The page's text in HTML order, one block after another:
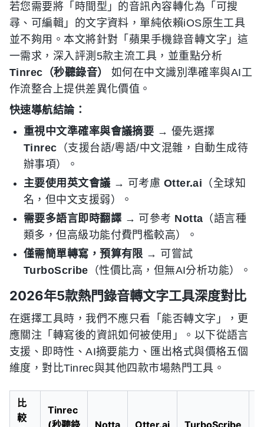
若您需要將「時間型」的音訊內容轉化為「可搜
尋、可編輯」的文字資料，單純依賴iOS原生工具
並不夠用。本文將針對「蘋果手機錄音轉文字」這
一需求，深入評測5款主流工具，並重點分析
Tinrec（秒聽錄音）
如何在中文識別準確率與AI工
作流整合上提供差異化價值。
快速導航結論：
重視中文準確率與會議摘要 → 優先選擇
Tinrec （支援台語/粵語/中文混雜，自動生成待
辦事項）。
主要使用英文會議 → 可考慮 Otter.ai （全球知
名，但中文支援弱）。
需要多語言即時翻譯 → 可參考 Notta （語言種
類多，但高級功能付費門檻較高）。
僅需簡單轉寫，預算有限 → 可嘗試
TurboScribe （性價比高，但無AI分析功能）。
2026年5款熱門錄音轉文字工具深度對比
在選擇工具時，我們不應只看「能否轉文字」，更
應關注「轉寫後的資訊如何被使用」。以下從語言
支援、即時性、AI摘要能力、匯出格式與價格五個
維度，對比Tinrec與其他四款市場熱門工具。
比
較
Tinrec
(秒聽錄
Notta Otter.ai TurboScribe